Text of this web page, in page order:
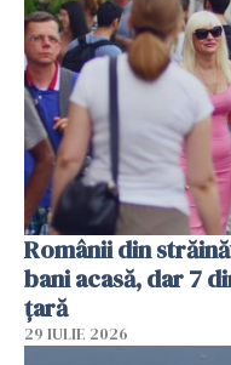
Românii din
bani acasă, dar 7
țară
29 IULIE 2026